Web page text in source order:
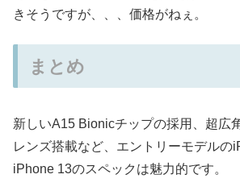
きそうですが、、、価格がねぇ。
まとめ
新しいA15 Bionicチップの採用、超広
レンズ搭載など、エントリーモデルの
iPhone 13のスペックは魅力的です。